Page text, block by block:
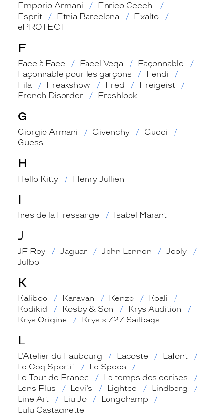
Emporio Armani
Enrico Cecchi
Esprit
Etnia Barcelona
Exalto
ePROTECT
F
Face à Face Facel Vega
Façonnable
Façonnable pour les garçons
Fendi
Fila
Freakshow Fred
Freigeist
French Disorder
Freshlook
G
Giorgio Armani Givenchy
Gucci
Guess
H
Hello Kitty Henry Jullien
I
Ines de la Fressange Isabel Marant
J
JF Rey Jaguar John Lennon
Jooly
Julbo
K
Kaliboo Karavan Kenzo
Koali
Kodikid
Kosby & Son
Krys Audition
Krys Origine
Krys x 727 Sailbags
L
L'Atelier du Faubourg Lacoste
Lafont
Le Coq Sportif
Le Specs
Le Tour de France
Le temps des cerises
Lens Plus
Levi's Lightec
Lindberg
Line Art
Liu Jo
Longchamp
Lulu Castagnette